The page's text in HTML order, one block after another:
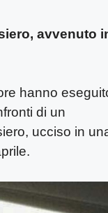
avvenuto
hanno
di un
ucciso in